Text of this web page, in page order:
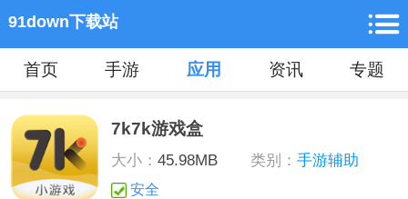
91down下载站
首页 手游 应用 资讯 专题
7k7k游戏盒
大小： 45.98MB 类别： 手游辅助
安全